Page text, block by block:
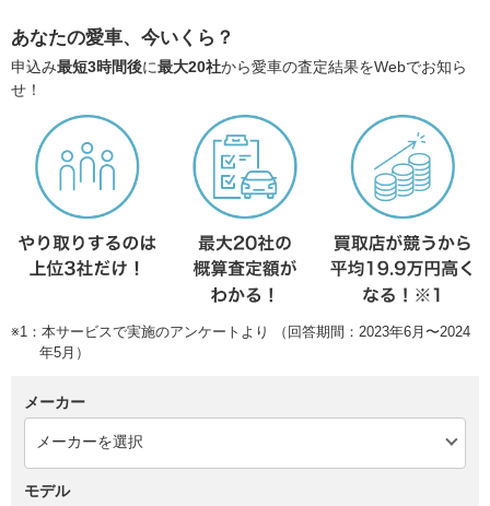
あなたの愛車、今いくら？
申込み最短3時間後に最大20社から愛車の査定結果をWebでお知ら
せ！
※1：本サービスで実施のアンケートより （回答期間：2023年6月〜2024
年5月）
メーカー
モデル